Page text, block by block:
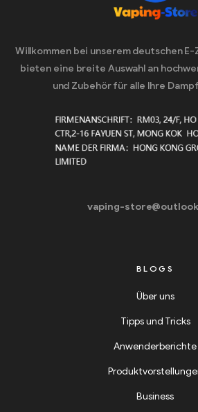
Willkommen bei unserem deutschen
bieten eine breite Auswahl an
und Zubehör für alle Ihre
vaping-
BLOGS
Über uns
Tipps und Tricks
Anwenderberichte
Business